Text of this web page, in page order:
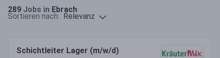
289 Jobs in Ebrach
Sortieren nach: Relevanz
Schichtleiter Lager (m/w/d)